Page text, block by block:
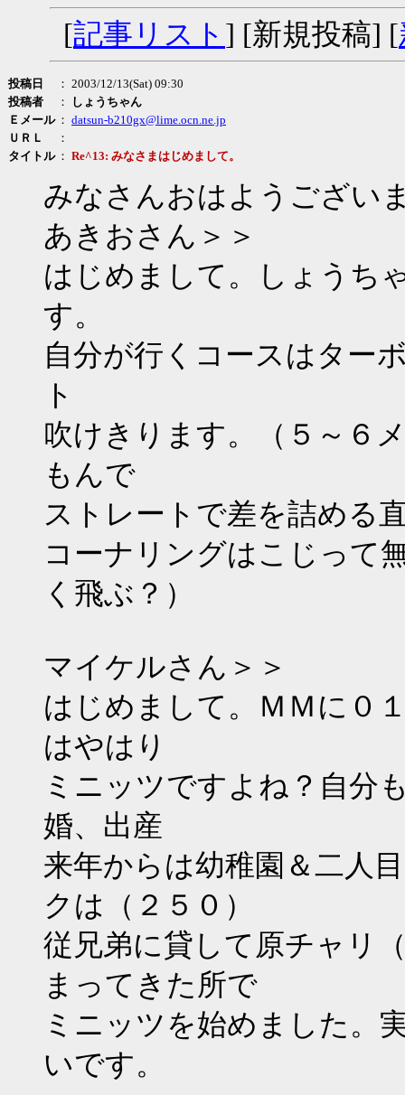
[記事リスト ] [新規投稿] [
投稿日
： 2003/12/13(Sat) 09:30
投稿者
：
しょうちゃん
Ｅメール ： datsun-b210gx@lime.ocn.ne.jp
ＵＲＬ
：
タイトル ： Re^13: みなさまはじめまして。
みなさんおはようござい
あきおさん＞＞
はじめまして。しょうち
す。
自分が行くコースはター
ト
吹けきります。（５～６
もんで
ストレートで差を詰める
コーナリングはこじって
く飛ぶ？）
マイケルさん＞＞
はじめまして。ＭＭに０
はやはり
ミニッツですよね？自分
婚、出産
来年からは幼稚園＆二人
クは（２５０）
従兄弟に貸して原チャリ
まってきた所で
ミニッツを始めました。
いです。